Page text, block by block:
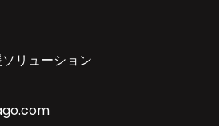
リューション